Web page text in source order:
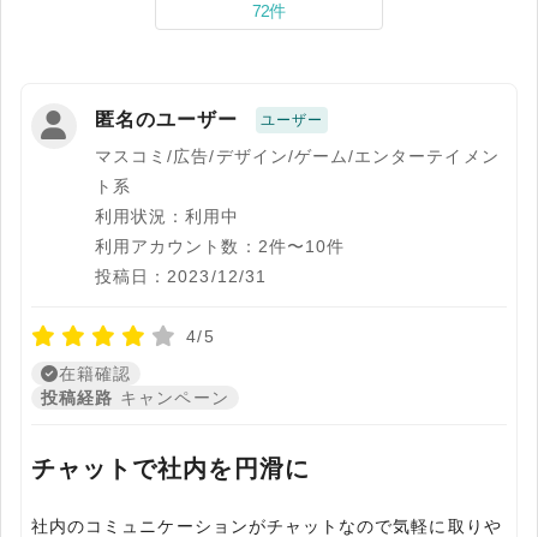
72件
匿名のユーザー ユーザー
マスコミ/広告/デザイン/ゲーム/エンターテイメン
ト系
利用状況：利用中
利用アカウント数：2件〜10件
投稿日：2023/12/31
4/5
在籍確認
投稿経路 キャンペーン
チャットで社内を円滑に
社内のコミュニケーションがチャットなので気軽に取りや